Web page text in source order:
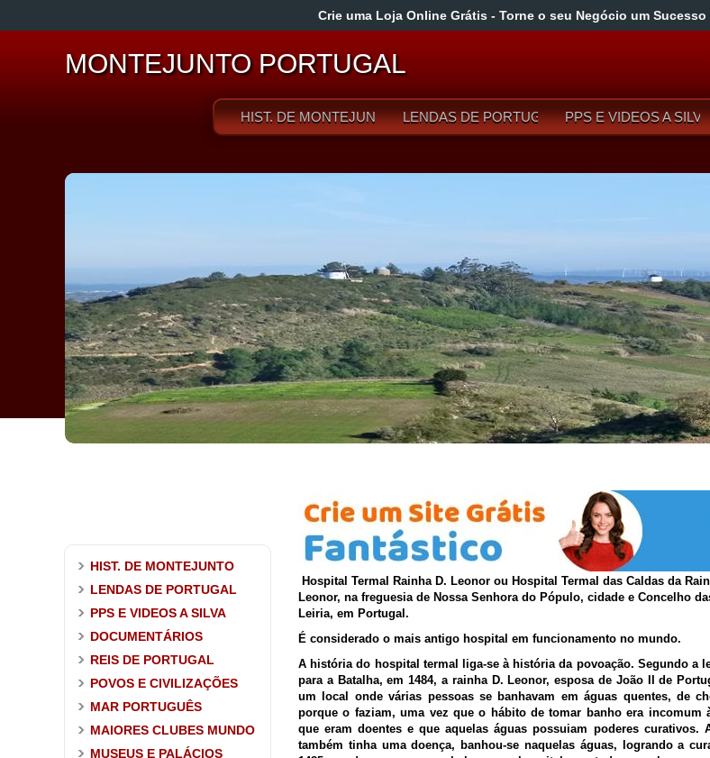
MONTEJUNTO PORTUGAL
HIST. DE MONTEJUNTO LENDAS DE PORTUGAL PPS E VIDEOS A SILVA
HIST. DE MONTEJUNTO
LENDAS DE PORTUGAL
PPS E VIDEOS A SILVA
DOCUMENTÁRIOS
REIS DE PORTUGAL
POVOS E CIVILIZAÇÕES
MAR PORTUGUÊS
MAIORES CLUBES MUNDO
MUSEUS E PALÁCIOS
Hospital Termal Rainha D.
Hospital Termal Rainha D. Leonor ou Hospital Termal das Caldas da
Leonor, na freguesia de Nossa Senhora do Pópulo, cidade e Concelho
Leiria, em Portugal.
É considerado o mais antigo hospital em funcionamento no mundo.
A história do hospital termal liga-se à história da povoação. Segundo a
para a Batalha, em 1484, a rainha D. Leonor, esposa de João II de
um local onde várias pessoas se banhavam em águas quentes, de
porque o faziam, uma vez que o hábito de tomar banho era incomum
que eram doentes e que aquelas águas possuiam poderes
também tinha uma doença, banhou-se naquelas águas, logrando a
Crie uma Loja Online Grátis - Torne o seu Negócio um Sucesso